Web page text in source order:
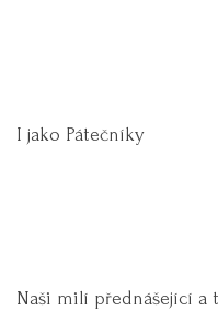
I jako Pátečníky
Naši milí přednášející a